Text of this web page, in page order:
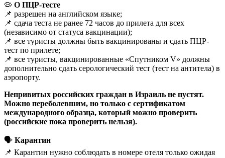
🦠 О ПЦР-тесте
📌 разрешен на английском языке;
📌 сдача теста не ранее 72 часов до прилета для всех
(независимо от статуса вакцинации);
📌 все туристы должны быть вакцинированы и сдать ПЦР-
тест по прилете;
📌 все туристы, вакцинированные «Спутником V» должны
дополнительно сдать серологический тест (тест на антитела) в
аэропорту.
Непривитых российских граждан в Израиль не пустят.
Можно переболевшим, но только с сертификатом
международного образца, который можно проверить
(российские пока проверить нельзя).
🗣 Карантин
📌 Карантин нужно соблюдать в номере отеля только ожидая